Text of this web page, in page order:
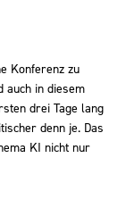
Konferenz zu
auch in diesem
drei Tage lang
denn je. Das
KI nicht nur